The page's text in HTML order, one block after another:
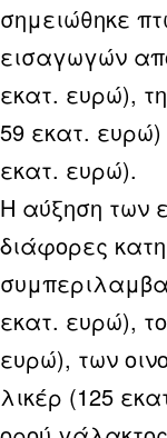
σημειώθηκε
εισαγωγών
εκατ. ευρώ),
59 εκατ. ευρώ)
εκατ. ευρώ).
Η αύξηση των
διάφορες
εκατ. ευρώ),
ευρώ), των
λικέρ (125